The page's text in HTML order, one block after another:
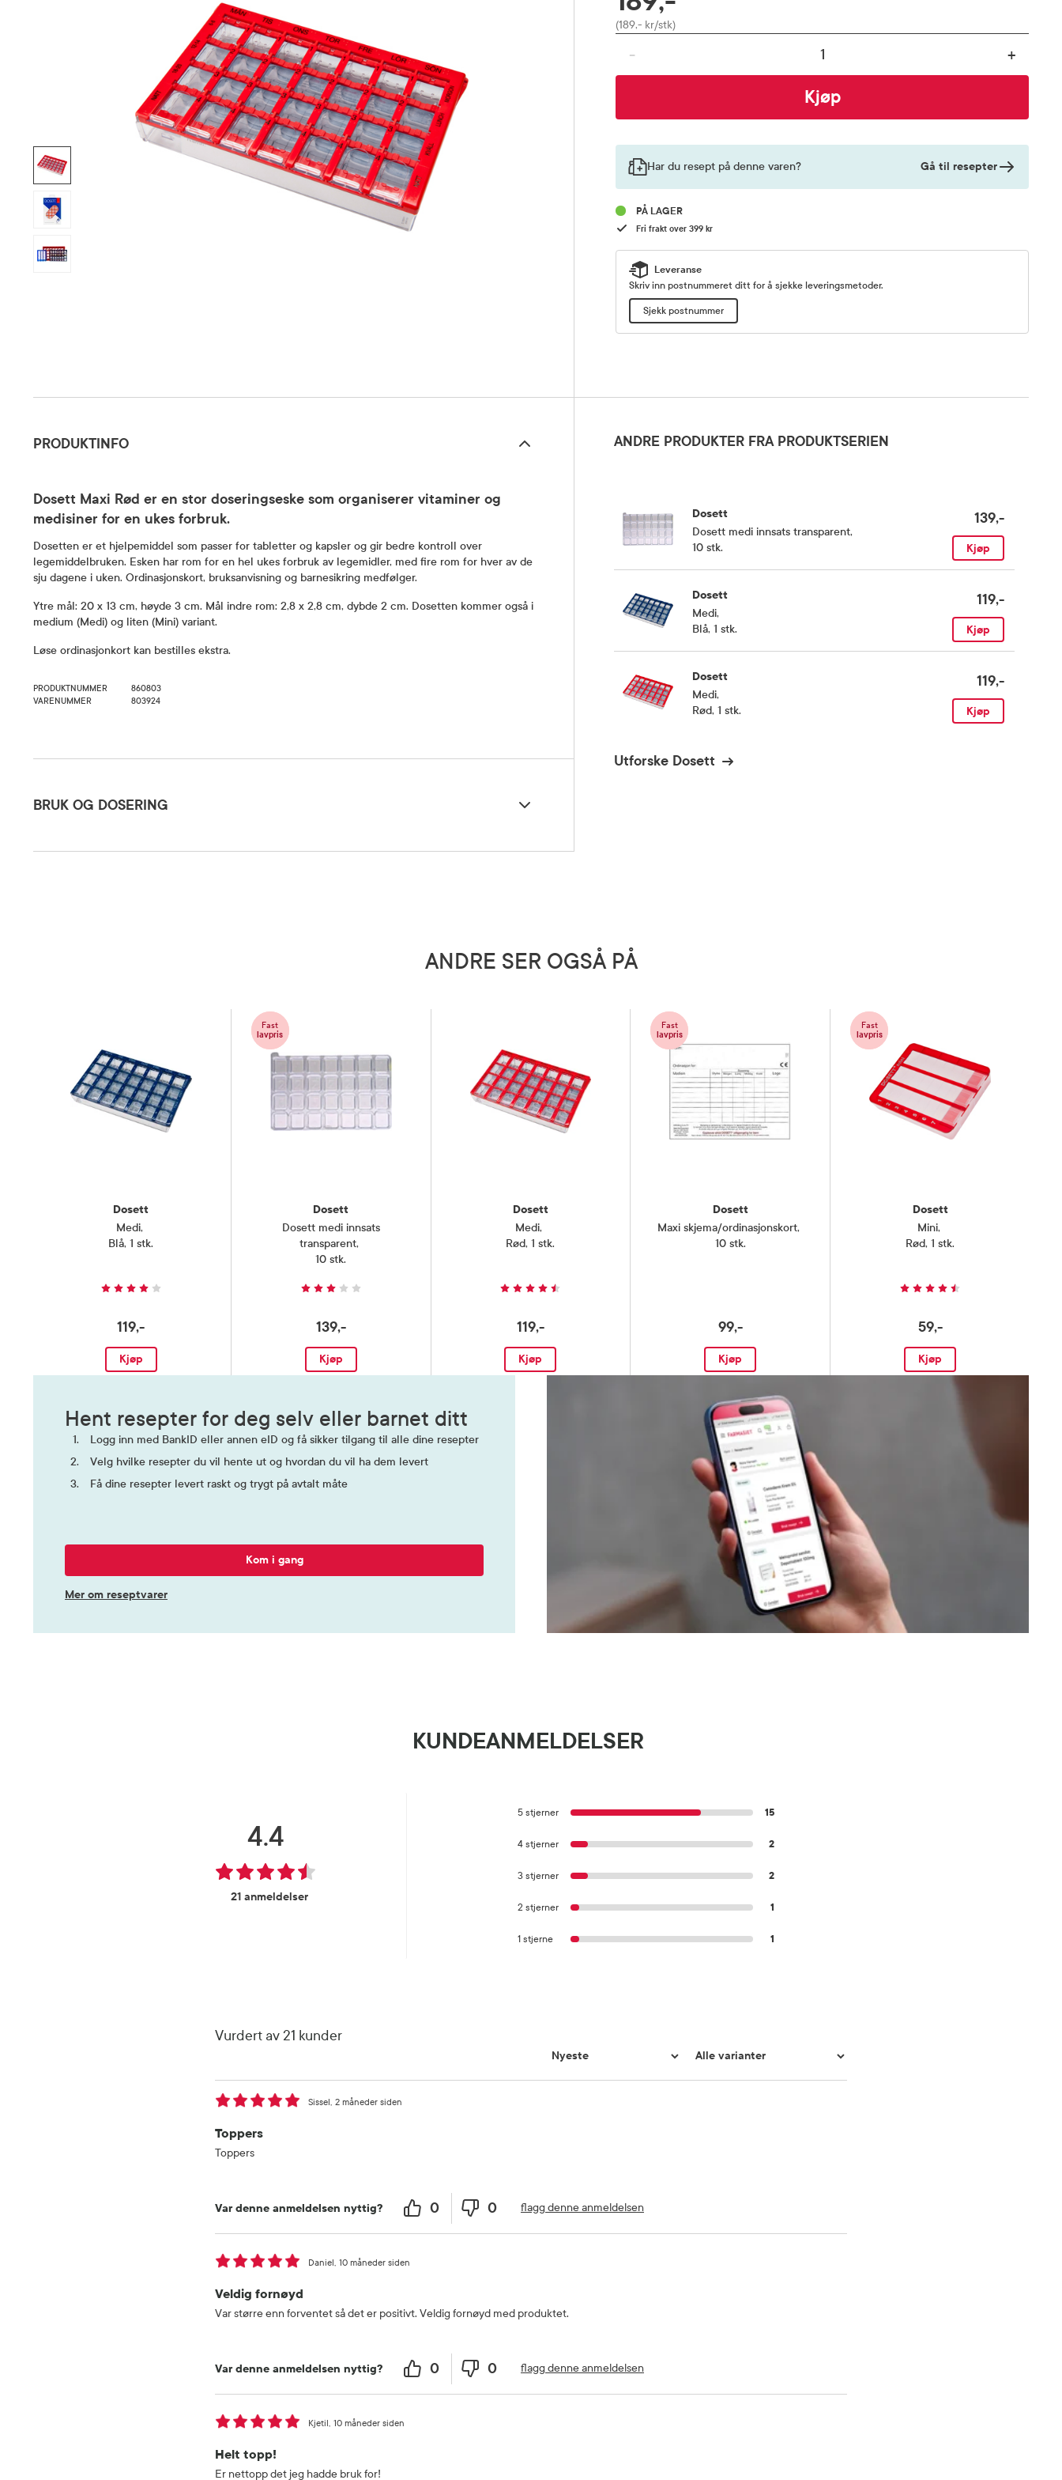
Pris
(189,- kr/stk)
- +
Kjøp
Har du resept på denne varen? Gå til resepter
PÅ LAGER
Fri frakt over 399 kr
Leveranse
Skriv inn postnummeret ditt for å sjekke leveringsmetoder.
Sjekk postnummer
PRODUKTINFO
Dosett Maxi Rød er en stor doseringseske som organiserer vitaminer og
medisiner for en ukes forbruk.
Dosetten er et hjelpemiddel som passer for tabletter og kapsler og gir bedre kontroll over
legemiddelbruken. Esken har rom for en hel ukes forbruk av legemidler, med fire rom for hver av de
sju dagene i uken. Ordinasjonskort, bruksanvisning og barnesikring medfølger.
Ytre mål: 20 x 13 cm, høyde 3 cm. Mål indre rom: 2,8 x 2,8 cm, dybde 2 cm. Dosetten kommer også i
medium (Medi) og liten (Mini) variant.
Løse ordinasjonkort kan bestilles ekstra.
PRODUKTNUMMER
860803
VARENUMMER
803924
BRUK OG DOSERING
ANDRE PRODUKTER FRA PRODUKTSERIEN
Dosett
Dosett medi innsats transparent,
10 stk.
139,-
Kjøp
Dosett
Medi,
Blå, 1 stk.
119,-
Kjøp
Dosett
Medi,
Rød, 1 stk.
119,-
Kjøp
Utforske Dosett
ANDRE SER OGSÅ PÅ
Dosett
Medi,
Blå, 1 stk.
119,-
Kjøp
Fast
lavpris
Dosett
Dosett medi innsats
transparent,
10 stk.
139,-
Kjøp
Dosett
Medi,
Rød, 1 stk.
119,-
Kjøp
Fast
lavpris
Dosett
Maxi skjema/ordinasjonskort,
10 stk.
99,-
Kjøp
Fast
lavpris
Dosett
Mini,
Rød, 1 stk.
59,-
Kjøp
Hent resepter for deg selv eller barnet ditt
Logg inn med BankID eller annen eID og få sikker tilgang til alle dine resepter
Velg hvilke resepter du vil hente ut og hvordan du vil ha dem levert
Få dine resepter levert raskt og trygt på avtalt måte
Kom i gang
Mer om reseptvarer
KUNDEANMELDELSER
4.4
21 anmeldelser
5 stjerner 15
4 stjerner 2
3 stjerner 2
2 stjerner 1
1 stjerne 1
Vurdert av 21 kunder
Toppers
2 måneder siden
Sissel
Toppers
Var denne anmeldelsen nyttig? 0 0 flagg denne anmeldelsen
Veldig fornøyd
10 måneder siden
Daniel
Var større enn forventet så det er positivt. Veldig fornøyd med produktet.
Var denne anmeldelsen nyttig? 0 0 flagg denne anmeldelsen
Helt topp!
10 måneder siden
Kjetil
Er nettopp det jeg hadde bruk for!